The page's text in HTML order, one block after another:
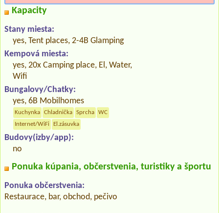
Kapacity
Stany miesta:
yes, Tent places, 2-4B Glamping
Kempová miesta:
yes, 20x Camping place, El, Water,
Wifi
Bungalovy/Chatky:
yes, 6B Mobilhomes
Kuchynka Chladnička Sprcha
WC
Internet/WiFi
El.zásuvka
Budovy(izby/app):
no
Ponuka kúpania, občerstvenia, turistiky a športu
Ponuka občerstvenia:
Restaurace, bar, obchod, pečivo